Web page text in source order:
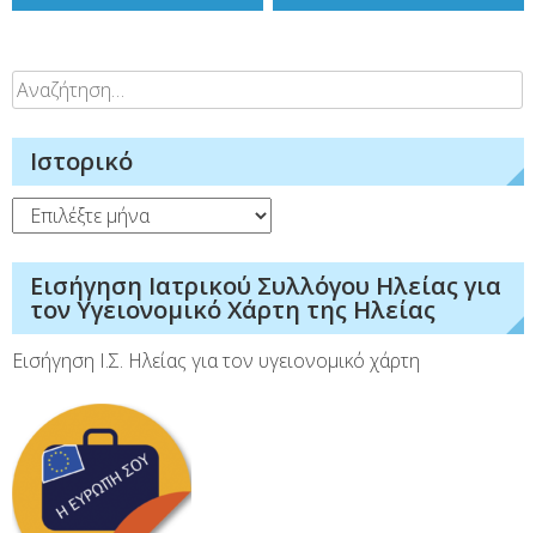
Αναζήτηση
για:
Ιστορικό
Ιστορικό
Εισήγηση Ιατρικού Συλλόγου Ηλείας για
τον Υγειονομικό Χάρτη της Ηλείας
Εισήγηση Ι.Σ. Ηλείας για τον υγειονομικό χάρτη